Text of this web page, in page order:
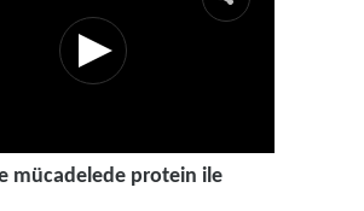
mücadelede protein ile